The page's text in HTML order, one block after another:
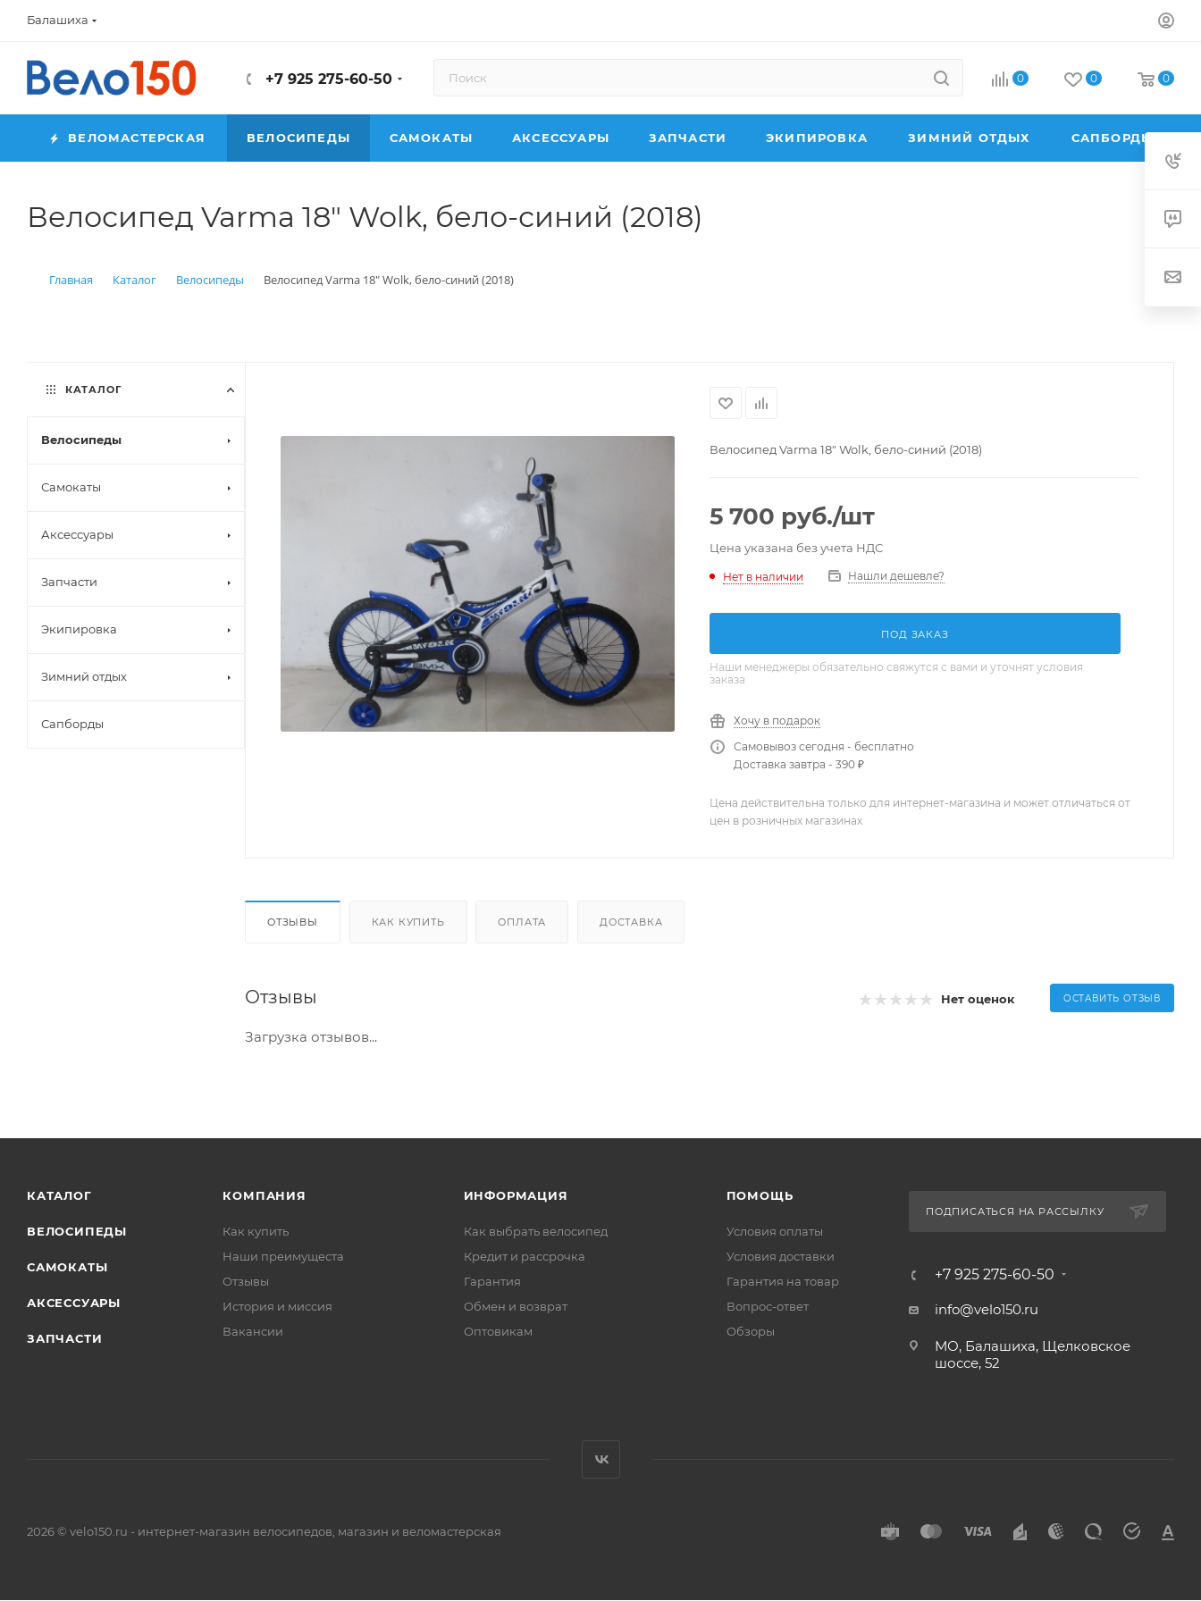
Балашиха
+7 925 275-60-50 0 0 0
ВЕЛОМАСТЕРСКАЯ ВЕЛОСИПЕДЫ САМОКАТЫ АКСЕССУАРЫ ЗАПЧАСТИ ЭКИПИРОВКА ЗИМНИЙ ОТДЫХ САПБОРДЫ
Велосипед Varma 18" Wolk, бело-синий (2018)
Главная Каталог Велосипеды Велосипед Varma 18" Wolk, бело-синий (2018)
Велосипед Varma 18" Wolk, бело-синий (2018)
5 700 руб./шт
Цена указана без учета НДС
Нет в наличии Нашли дешевле?
ПОД ЗАКАЗ
Наши менеджеры обязательно свяжутся с вами и уточнят условия
заказа
Хочу в подарок
Самовывоз сегодня - бесплатно
Доставка завтра - 390 ₽
Цена действительна только для интернет-магазина и может отличаться от
цен в розничных магазинах
ОТЗЫВЫ КАК КУПИТЬ ОПЛАТА ДОСТАВКА
Отзывы Нет оценок ОСТАВИТЬ ОТЗЫВ
Загрузка отзывов...
КАТАЛОГ
Велосипеды
Самокаты
Аксессуары
Запчасти
Экипировка
Зимний отдых
Сапборды
КАТАЛОГ
ВЕЛОСИПЕДЫ
САМОКАТЫ
АКСЕССУАРЫ
ЗАПЧАСТИ
КОМПАНИЯ
Как купить
Наши преимущеста
Отзывы
История и миссия
Вакансии
ИНФОРМАЦИЯ
Как выбрать велосипед
Кредит и рассрочка
Гарантия
Обмен и возврат
Оптовикам
ПОМОЩЬ
Условия оплаты
Условия доставки
Гарантия на товар
Вопрос-ответ
Обзоры
ПОДПИСАТЬСЯ НА РАССЫЛКУ
+7 925 275-60-50
info@velo150.ru
МО, Балашиха, Щелковское
шоссе, 52
2026 © velo150.ru - интернет-магазин велосипедов, магазин и веломастерская